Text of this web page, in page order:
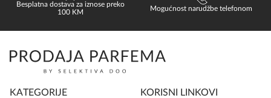
Besplatna dostava za iznose preko
100 KM
Mogućnost narudžbe telefonom
KATEGORIJE KORISNI LINKOVI